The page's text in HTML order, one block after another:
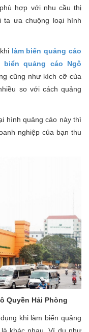
hợp với nhu cầu thị
ưa chuộng loại hình
làm biển quảng cáo
quảng cáo Ngô
cũng như kích cỡ của
so với cách quảng
hình quảng cáo này thì
nghiệp của bạn thu
Quyền Hải Phòng
khi làm biển quảng
khác nhau. Ví dụ như